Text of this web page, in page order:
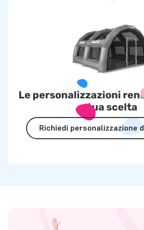
Le personalizzazioni
tua scelta
Richiedi personalizzazione